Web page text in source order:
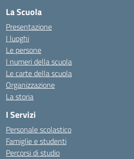
La Scuola
Presentazione
I luoghi
Le persone
I numeri della scuola
Le carte della scuola
Organizzazione
La storia
I Servizi
Personale scolastico
Famiglie e studenti
Percorsi di studio